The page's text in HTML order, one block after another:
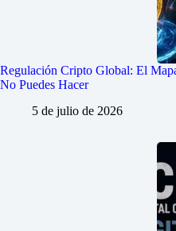
Regulación Cripto Global: El
No Puedes Hacer
5 de julio de 2026